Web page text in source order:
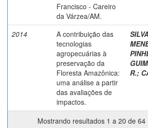
Francisco - Careiro
da Várzea/AM.
2014
A contribuição das
tecnologias
agropecuárias à
preservação da
Floresta Amazônica:
uma análise a partir
das avaliações de
impactos.
R.;
Mostrando resultados 1 a 20 de 64